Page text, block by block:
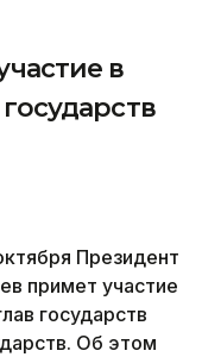
в
Президент
примет участие
государств
Об этом